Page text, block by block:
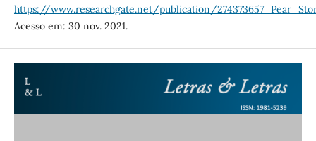
https://www.researchgate.net/publication/
Acesso em: 30 nov. 2021.